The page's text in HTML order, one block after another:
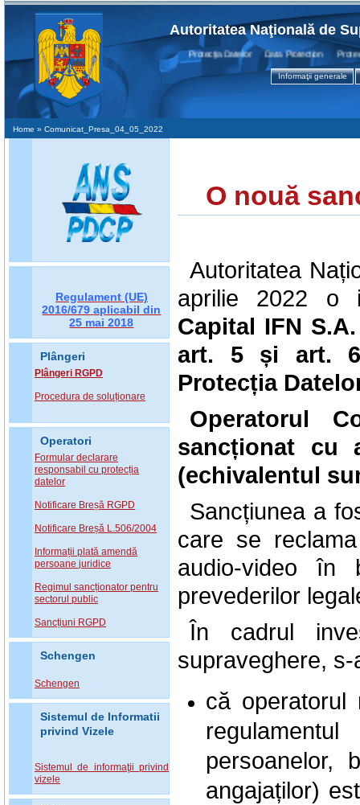
Autoritatea Naţională de
Protecţia Datelor Data Protection Protection
Informaţii generale
Home » Comunicat_Presa_04_05_2022
Regulament (UE)
2016/679 aplicabil din
25 mai 2018
Plângeri
Plângeri RGPD
Procedura de soluționare
Operatori
Formular declarare
responsabil cu protecția
datelor
Notificare Breșă RGPD
Notificare Breșă L.506/2004
Informații plată amendă
persoane juridice
Regimul sancționator pentru
sectorul public
Sancțiuni RGPD
Schengen
Schengen
Sistemul de Informatii
privind Vizele
Sistemul de informaţii privind
vizele
O nouă
Autoritatea
aprilie 2022 o
Capital IFN
art. 5 și art.
Protecția
Operatorul
sancționat cu
(echivalentul
Sancțiunea a
care se
audio-video în
prevederilor
În cadrul
supraveghere,
că
persoanelor,
angajaților)